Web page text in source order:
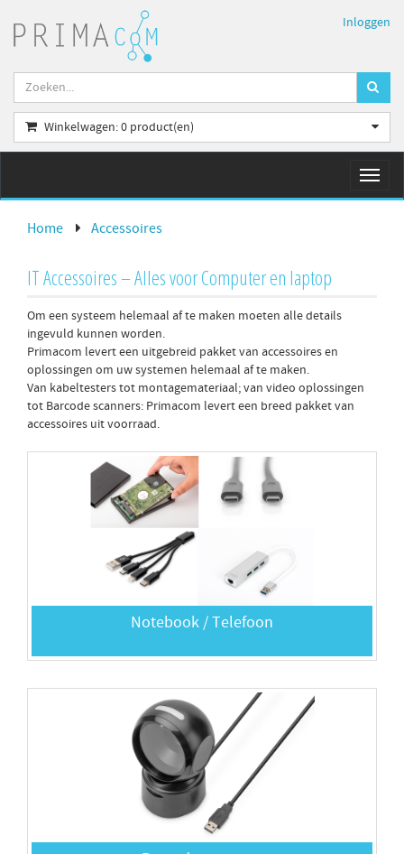
Inloggen
Winkelwagen:0 product(en)
Home Accessoires
IT Accessoires – Alles voor Computer en laptop
Om een systeem helemaal af te maken moeten alle details
ingevuld kunnen worden.
Primacom levert een uitgebreid pakket van accessoires en
oplossingen om uw systemen helemaal af te maken.
Van kabeltesters tot montagemateriaal; van video oplossingen
tot Barcode scanners: Primacom levert een breed pakket van
accessoires uit voorraad.
Notebook / Telefoon